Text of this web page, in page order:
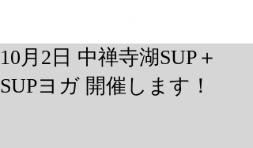
10月2日 中禅寺湖SUP＋
SUPヨガ 開催します！